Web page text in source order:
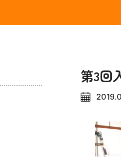
第3回